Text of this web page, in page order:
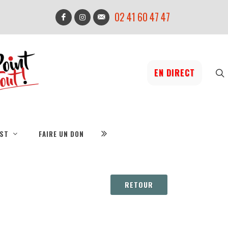
02 41 60 47 47
EN DIRECT
FAIRE UN DON
RETOUR